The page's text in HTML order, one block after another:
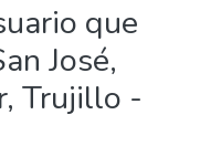
que
José,
Trujillo -